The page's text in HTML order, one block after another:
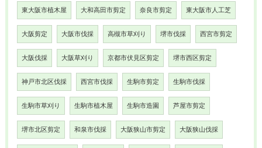
東大阪市植木屋 大和高田市剪定 奈良市剪定 東大阪市人工芝
大阪剪定 大阪市伐採 高槻市草刈り 堺市伐採 西宮市剪定
大阪伐採 大阪草刈り 京都市伏見区剪定 堺市西区剪定
神戸市北区伐採 西宮市伐採 生駒市剪定 生駒市伐採
生駒市草刈り 生駒市植木屋 生駒市造園 芦屋市剪定
堺市北区剪定 和泉市伐採 大阪狭山市剪定 大阪狭山伐採